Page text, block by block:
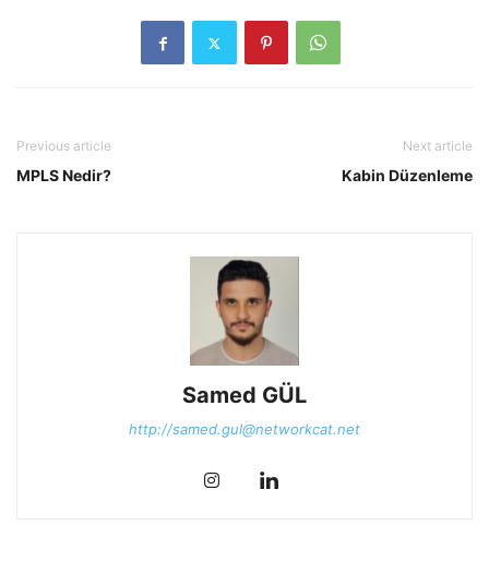
Previous article
MPLS Nedir?
Next article
Kabin Düzenleme
Samed GÜL
http://samed.gul@networkcat.net